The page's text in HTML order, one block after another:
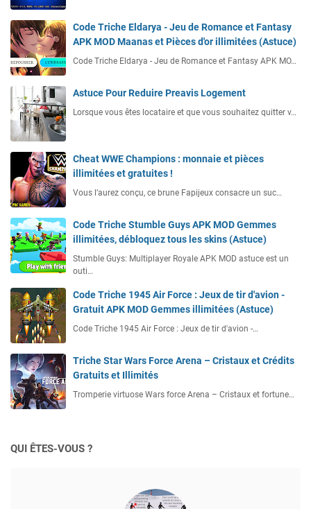
Code Triche Eldarya - Jeu de Romance et Fantasy
APK MOD Maanas et Pièces d'or illimitées (Astuce)
Code Triche Eldarya - Jeu de Romance et Fantasy APK MO…
Astuce Pour Reduire Preavis Logement
Lorsque vous êtes locataire et que vous souhaitez quitter v…
Cheat WWE Champions : monnaie et pièces
illimitées et gratuites !
Vous l’aurez conçu, ce brune Fapijeux consacre un suc…
Code Triche Stumble Guys APK MOD Gemmes
illimitées, débloquez tous les skins (Astuce)
Stumble Guys: Multiplayer Royale APK MOD astuce est un
outi…
Code Triche 1945 Air Force : Jeux de tir d'avion -
Gratuit APK MOD Gemmes illimitées (Astuce)
Code Triche 1945 Air Force : Jeux de tir d'avion -…
Triche Star Wars Force Arena – Cristaux et Crédits
Gratuits et Illimités
Tromperie virtuose Wars force Arena – Cristaux et fortune…
QUI ÊTES-VOUS ?